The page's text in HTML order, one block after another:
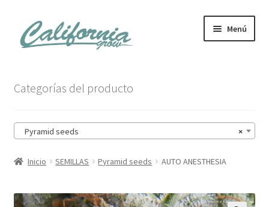
al
contenido
Menú
Carrito
Mi cuenta
Categorías del producto
×
Pyramid seeds
Inicio SEMILLAS Pyramid seeds AUTO ANESTHESIA